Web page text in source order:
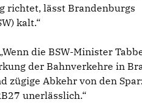
richtet, lässt Brandenburgs
kalt.“
die BSW-Minister
der Bahnverkehre in
zügige Abkehr von den
unerlässlich.“